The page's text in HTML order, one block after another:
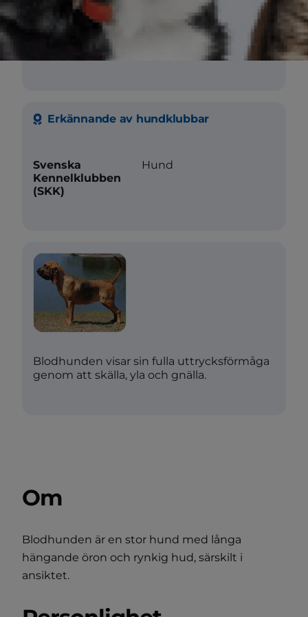
Sociala behov
Erkännande av hundklubbar
Svenska
Kennelklubben
(SKK)
Hund
Blodhunden visar sin fulla uttrycksförmåga
genom att skälla, yla och gnälla.
Om
Blodhunden är en stor hund med långa
hängande öron och rynkig hud, särskilt i
ansiktet.